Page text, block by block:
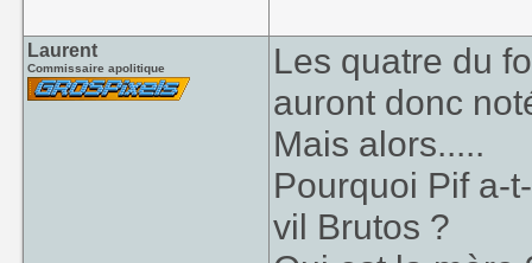
Laurent
Commissaire apolitique
Les quatre du
auront donc
Mais alors.....
Pourquoi Pif a-
vil Brutos ?